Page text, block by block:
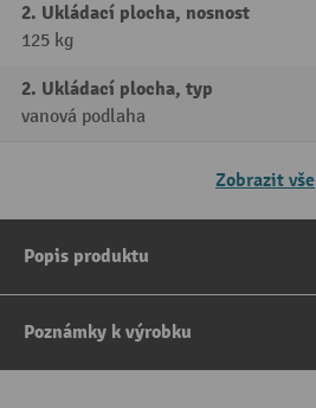
2. Ukládací plocha, nosnost
125 kg
2. Ukládací plocha, typ
vanová podlaha
Zobrazit vše
Popis produktu
Poznámky k výrobku